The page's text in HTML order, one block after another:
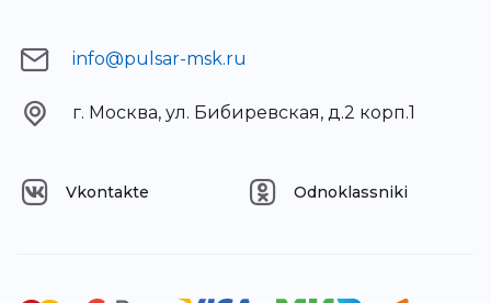
info@pulsar-msk.ru
г. Москва, ул. Бибиревская, д.2 корп.1
Vkontakte Odnoklassniki